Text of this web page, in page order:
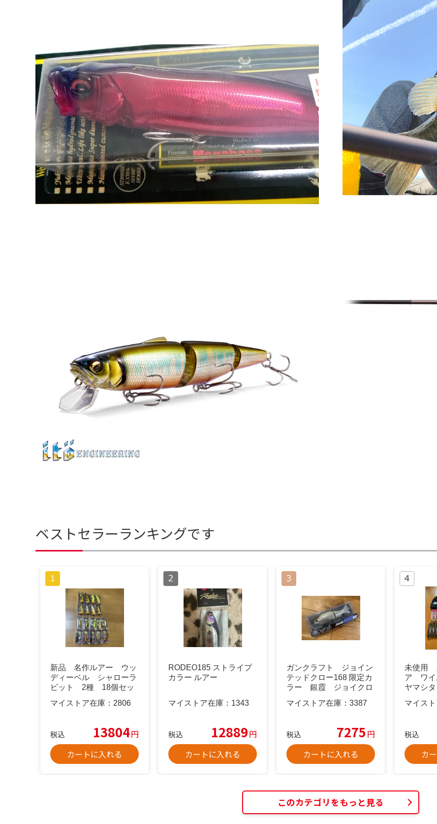
ベストセラーランキングです
新品 名作ルアー ウッ
ディーベル シャローラ
ビット 2種 18個セッ
マイストア在庫： 2806
税込 13804円
カートに入れる
RODEO185 ストライプ
カラー ルアー
マイストア在庫： 1343
税込 12889円
カートに入れる
ガンクラフト ジョイン
テッドクロー168 限定カ
ラー 銀霞 ジョイクロ
マイストア在庫： 3387
税込 7275 円
カートに入れる
未使用
ア ワイ
ヤマシ
マイスト
税込
カ
このカテゴリをもっと見る